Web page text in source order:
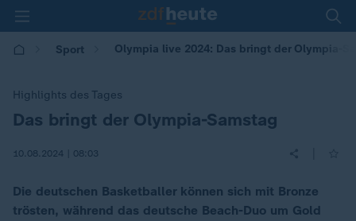
Sport Olympia live 2024: Das bringt der Olympia-
Highlights des Tages
:Das bringt der Olympia-Samstag
10.08.2024 | 08:03
Die deutschen Basketballer können sich mit Bronze
trösten, während das deutsche Beach-Duo um Gold